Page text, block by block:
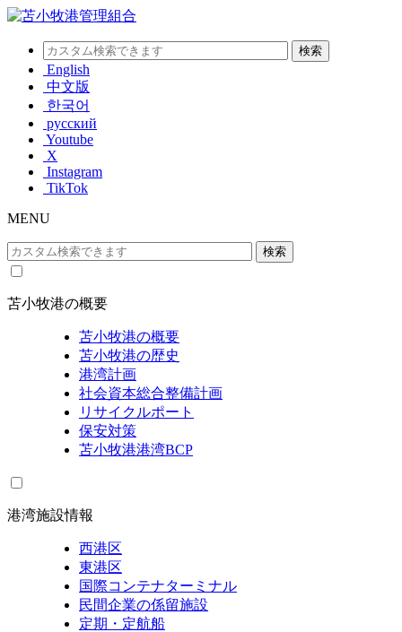
English
中文版
한국어
русский
Youtube
X
Instagram
TikTok
MENU
苫小牧港の概要
苫小牧港の概要
苫小牧港の歴史
港湾計画
社会資本総合整備計画
リサイクルポート
保安対策
苫小牧港港湾BCP
港湾施設情報
西港区
東港区
国際コンテナターミナル
民間企業の係留施設
定期・定航船